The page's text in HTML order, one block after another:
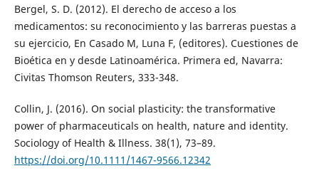
Bergel, S. D. (2012). El derecho de acceso a los
medicamentos: su reconocimiento y las barreras puestas a
su ejercicio, En Casado M, Luna F, (editores). Cuestiones de
Bioética en y desde Latinoamérica. Primera ed, Navarra:
Civitas Thomson Reuters, 333-348.
Collin, J. (2016). On social plasticity: the transformative
power of pharmaceuticals on health, nature and identity.
Sociology of Health & Illness. 38(1), 73–89.
https://doi.org/10.1111/1467-9566.12342